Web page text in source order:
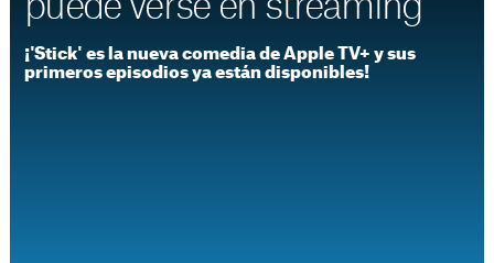
¡'Stick' es la nueva comedia de Apple TV+ y sus
primeros episodios ya están disponibles!